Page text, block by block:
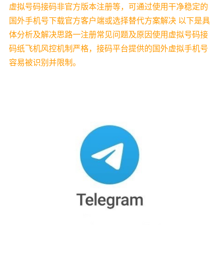
虚拟号码接码非官方版本注册等，可通过使用干净稳定的
国外手机号下载官方客户端或选择替代方案解决 以下是具
体分析及解决思路一注册常见问题及原因使用虚拟号码接
码纸飞机风控机制严格，接码平台提供的国外虚拟手机号
容易被识别并限制。